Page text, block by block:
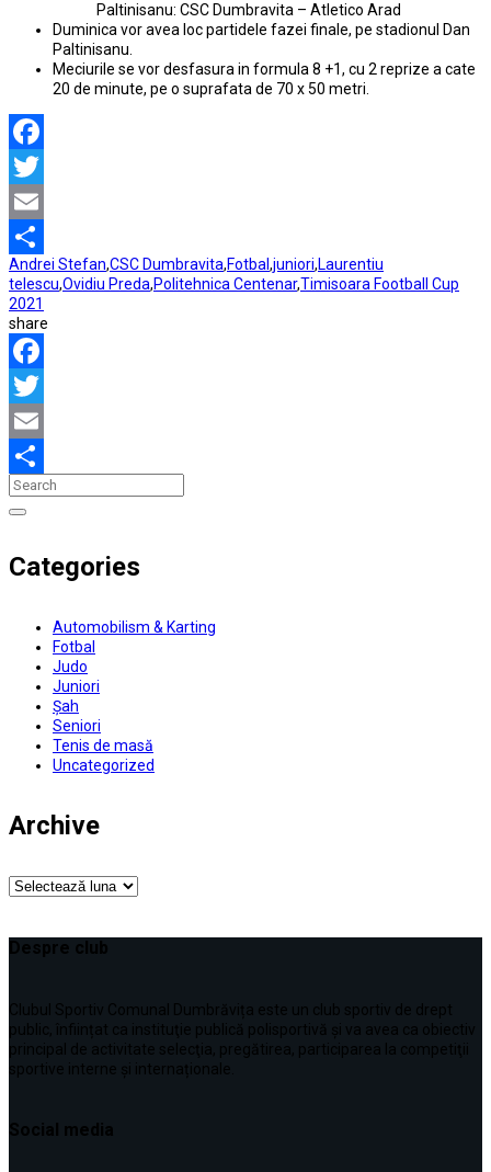
Paltinisanu: CSC Dumbravita – Atletico Arad
Duminica vor avea loc partidele fazei finale, pe stadionul Dan
Paltinisanu.
Meciurile se vor desfasura in formula 8 +1, cu 2 reprize a cate
20 de minute, pe o suprafata de 70 x 50 metri.
Facebook
Twitter
Email
Partajează
Andrei Stefan,CSC Dumbravita,Fotbal ,juniori,Laurentiu
telescu,Ovidiu Preda,Politehnica Centenar,Timisoara Football Cup
2021
share
Facebook
Twitter
Email
Partajează
Categories
Automobilism & Karting
Fotbal
Judo
Juniori
Șah
Seniori
Tenis de masă
Uncategorized
Archive
Archive
Despre club
Clubul Sportiv Comunal Dumbrăvița este un club sportiv de drept
public, înființat ca instituţie publică polisportivă și va avea ca obiectiv
principal de activitate selecţia, pregătirea, participarea la competiţii
sportive interne şi internaționale.
Social media